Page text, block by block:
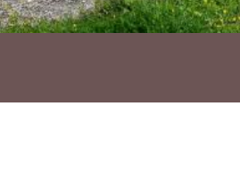
Ho vols compartir?